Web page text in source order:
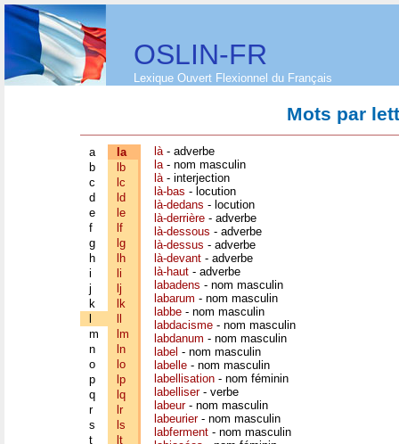
OSLIN-FR
Lexique Ouvert Flexionnel du Français
Mots par
a
b
c
d
e
f
g
h
i
j
k
m
n
o
p
q
r
s
t
la
lb
lc
ld
le
lf
lg
lh
li
lj
lk
lm
ln
lo
lp
lq
lr
ls
lt
là- adverbe
la- nom masculin
là- interjection
là-bas - locution
là-dedans - locution
là-derrière - adverbe
là-dessous - adverbe
là-dessus - adverbe
là-devant - adverbe
là-haut - adverbe
labadens - nom masculin
labarum - nom masculin
labbe - nom masculin
labdacisme - nom masculin
labdanum - nom masculin
label - nom masculin
labelle - nom masculin
labellisation - nom féminin
labelliser- verbe
labeur- nom masculin
labeurier- nom masculin
labferment - nom masculin